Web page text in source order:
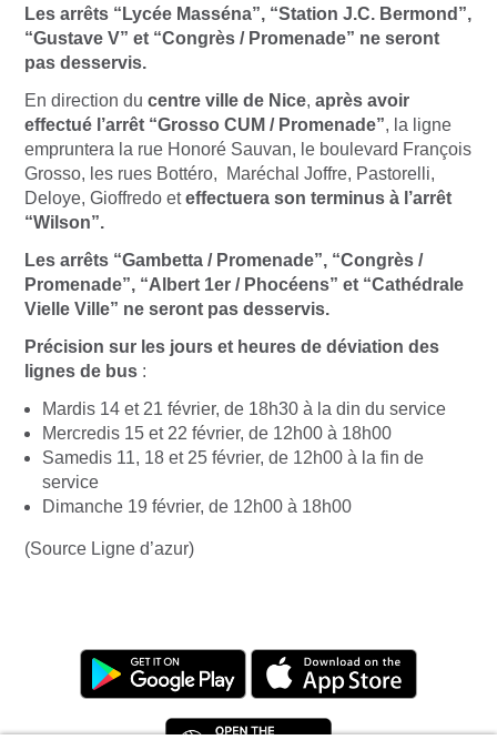
Les arrêts “Lycée Masséna”, “Station J.C. Bermond”,
“Gustave V” et “Congrès / Promenade” ne seront
pas desservis.
En direction du centre ville de Nice, après avoir
effectué l’arrêt “Grosso CUM / Promenade”, la ligne
empruntera la rue Honoré Sauvan, le boulevard François
Grosso, les rues Bottéro, Maréchal Joffre, Pastorelli,
Deloye, Gioffredo eteffectuera son terminus à l’arrêt
“Wilson”.
Les arrêts “Gambetta / Promenade”, “Congrès /
Promenade”, “Albert 1er / Phocéens” et “Cathédrale
Vielle Ville” ne seront pas desservis.
Précision sur les jours et heures de déviation des
lignes de bus :
Mardis 14 et 21 février, de 18h30 à la din du service
Mercredis 15 et 22 février, de 12h00 à 18h00
Samedis 11, 18 et 25 février, de 12h00 à la fin de
service
Dimanche 19 février, de 12h00 à 18h00
(Source Ligne d’azur)